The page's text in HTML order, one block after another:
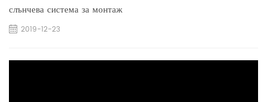
слънчева система за монтаж
2019-12-23